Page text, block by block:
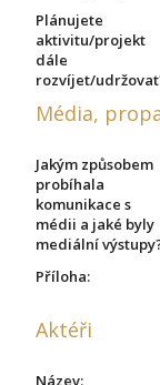
Plánujete
aktivitu/projekt
dále
rozvíjet/
Média,
Jakým způsobem
probíhala
komunikace s
médii a jaké byly
mediální
Příloha:
Aktéři